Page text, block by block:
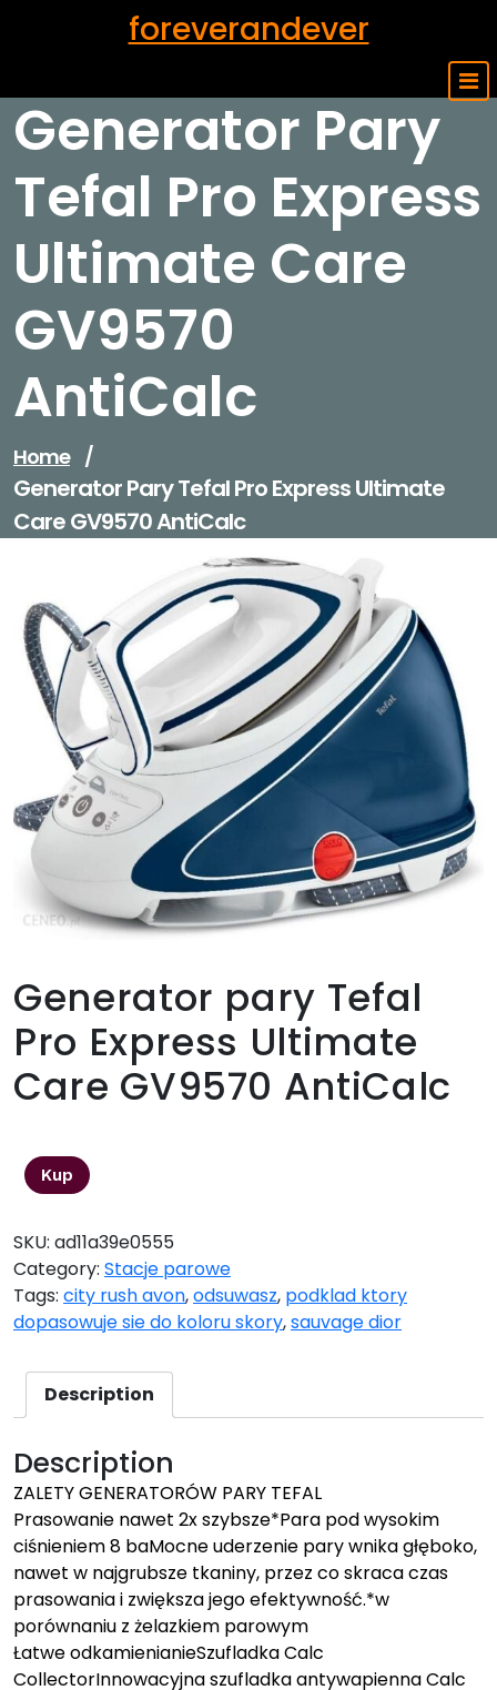
foreverandever
Generator Pary
Tefal Pro Express
Ultimate Care
GV9570
AntiCalc
Home /
Generator Pary Tefal Pro Express Ultimate
Care GV9570 AntiCalc
Generator pary Tefal
Pro Express Ultimate
Care GV9570 AntiCalc
Kup
SKU: ad11a39e0555
Category: Stacje parowe
Tags: city rush avon,odsuwasz, podklad ktory
dopasowuje sie do koloru skory,sauvage dior
Description
Description
ZALETY GENERATORÓW PARY TEFAL
Prasowanie nawet 2x szybsze*Para pod wysokim
ciśnieniem 8 baMocne uderzenie pary wnika głęboko,
nawet w najgrubsze tkaniny, przez co skraca czas
prasowania i zwiększa jego efektywność.*w
porównaniu z żelazkiem parowym
Łatwe odkamienianieSzufladka Calc
CollectorInnowacyjna szufladka antywapienna Calc